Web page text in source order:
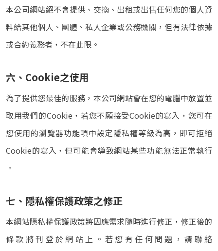
本公司網站絕不會提供、交換、出租或出售任何您的個人資
料給其他個人、團體、私人企業或公務機關，但有法律依據
或合約義務者，不在此限。
六、Cookie之使用
為了提供您最佳的服務，本公司網站會在您的電腦中放置並
取用我們的Cookie，若您不願接受Cookie的寫入，您可在
您使用的瀏覽器功能項中設定隱私權等級為高，即可拒絕
Cookie的寫入，但可能會導致網站某些功能無法正常執行
。
七、隱私權保護政策之修正
本網站隱私權保護政策將因應需求隨時進行修正，修正後的
條款將刊登於網站上。若您有任何問題，請聯絡